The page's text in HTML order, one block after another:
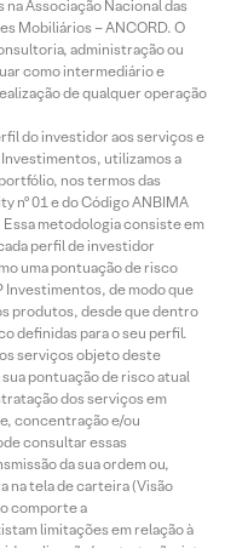
Associação Nacional das
Mobiliários – ANCORD. O
administração ou
como intermediário e
de qualquer operação
do investidor aos serviços e
utilizamos a
nos termos das
nº 01 e do Código ANBIMA
metodologia consiste em
perfil de investidor
uma pontuação de risco
Investimentos, de modo que
produtos, desde que dentro
definidas para o seu perfil.
serviços objeto deste
pontuação de risco atual
dos serviços em
concentração e/ou
consultar essas
da sua ordem ou,
na tela de carteira (Visão
comporte a
limitações em relação à